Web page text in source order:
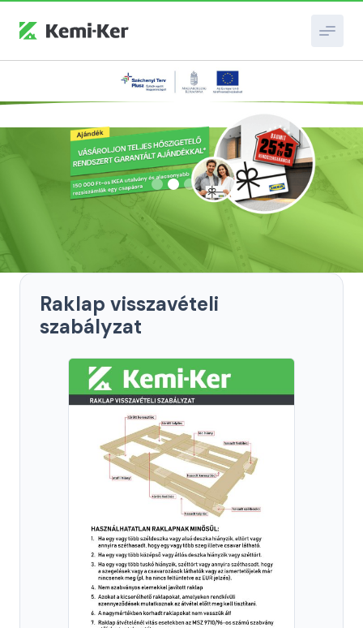
Raklap visszavételi
szabályzat